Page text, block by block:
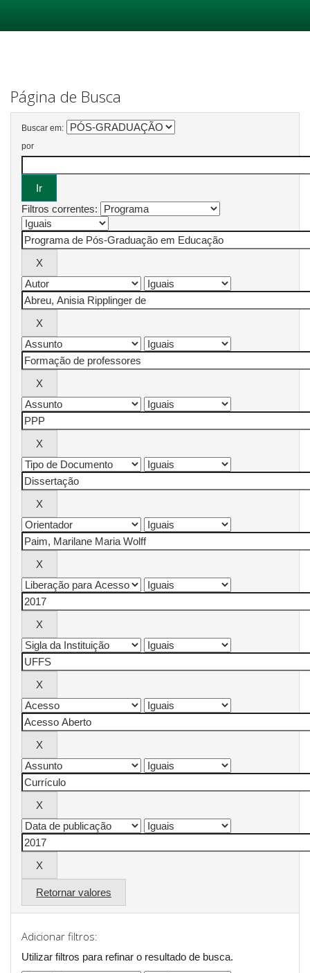
Página de Busca
Buscar em:
por
Filtros correntes:
Retornar valores
Adicionar filtros:
Utilizar filtros para refinar o resultado de busca.